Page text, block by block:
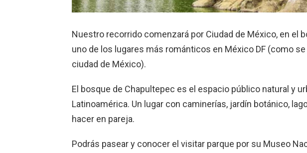
Nuestro recorrido comenzará por Ciudad de México, en el
uno de los lugares más románticos en México DF (como
ciudad de México).
El bosque de Chapultepec es el espacio público natural y
Latinoamérica. Un lugar con caminerías, jardín botánico,
hacer en pareja.
Podrás pasear y conocer el visitar parque por su Museo